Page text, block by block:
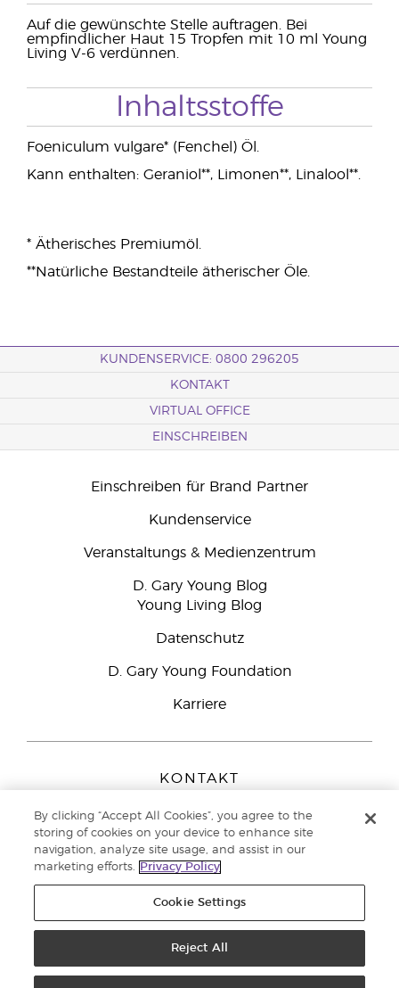
Auf die gewünschte Stelle auftragen. Bei
empfindlicher Haut 15 Tropfen mit 10 ml Young
Living V-6 verdünnen.
Inhaltsstoffe
Foeniculum vulgare* (Fenchel) Öl.
Kann enthalten: Geraniol**, Limonen**, Linalool**.
* Ätherisches Premiumöl.
**Natürliche Bestandteile ätherischer Öle.
KUNDENSERVICE: 0800 296205
KONTAKT
VIRTUAL OFFICE
EINSCHREIBEN
Einschreiben für Brand Partner
Kundenservice
Veranstaltungs & Medienzentrum
D. Gary Young Blog
Young Living Blog
Datenschutz
D. Gary Young Foundation
Karriere
KONTAKT
Peizerweg 97
9727 AJ Groningen
Netherlands
Kundenservice:0800-296205
Datenschutzerklärung
By clicking “Accept All Cookies”, you agree to the
storing of cookies on your device to enhance site
navigation, analyze site usage, and assist in our
marketing efforts.
Privacy Policy
Cookie Settings
Reject All